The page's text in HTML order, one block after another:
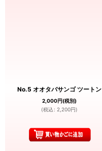
No.5 オオタバサンゴ ツートン
2,000円(税別)
(税込 : 2,200円)